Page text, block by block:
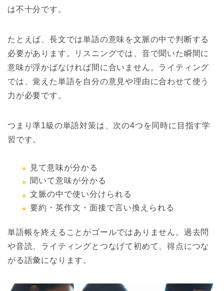
は不十分です。
たとえば、長文では単語の意味を文脈の中で判断する
必要があります。リスニングでは、音で聞いた瞬間に
意味が浮かばなければ間に合いません。ライティング
では、覚えた単語を自分の意見や理由に合わせて使う
力が必要です。
つまり準1級の単語対策は、次の4つを同時に目指す学
習です。
見て意味が分かる
聞いて意味が分かる
文脈の中で使い分けられる
要約・英作文・面接で言い換えられる
単語帳を終えることがゴールではありません。過去問
や音読、ライティングとつなげて初めて、得点につな
がる語彙になります。